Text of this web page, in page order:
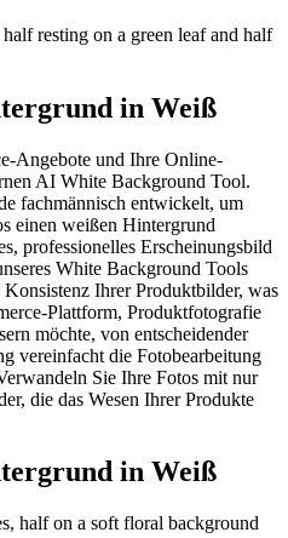
in Weiß
Angebote und Ihre Online-
AI White Background Tool.
fachmännisch entwickelt, um
einen weißen Hintergrund
professionelles Erscheinungsbild
White Background Tools
Ihrer Produktbilder, was
Plattform, Produktfotografie
möchte, von entscheidender
vereinfacht die Fotobearbeitung
Sie Ihre Fotos mit nur
die das Wesen Ihrer Produkte
in Weiß